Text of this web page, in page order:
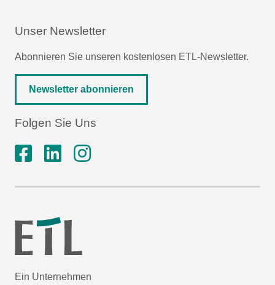
Unser Newsletter
Abonnieren Sie unseren kostenlosen ETL-Newsletter.
Newsletter abonnieren
Folgen Sie Uns
Ein Unternehmen